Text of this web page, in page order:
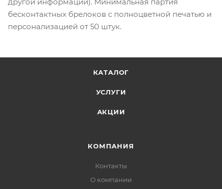
бесконтактных брелоков с полноцветной печатью и
персонализацией от 50 штук.
КАТАЛОГ
УСЛУГИ
АКЦИИ
КОМПАНИЯ
Контакты
О компании